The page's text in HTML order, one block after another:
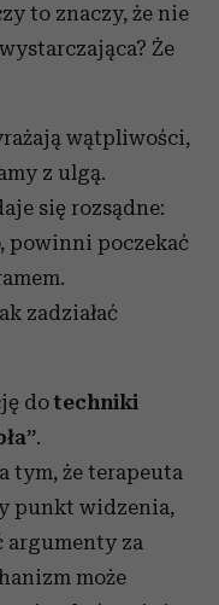
to znaczy, że nie
Że
wątpliwości,
z ulgą.
się rozsądne:
powinni poczekać
zadziałać
dotechniki
.
tym, że terapeuta
punkt widzenia,
argumenty za
może